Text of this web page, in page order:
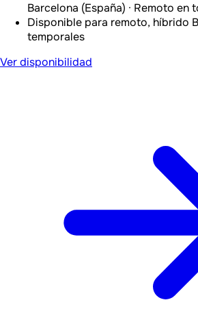
Barcelona (España) · Remoto en
Disponible para remoto, híbrido
temporales
Ver disponibilidad